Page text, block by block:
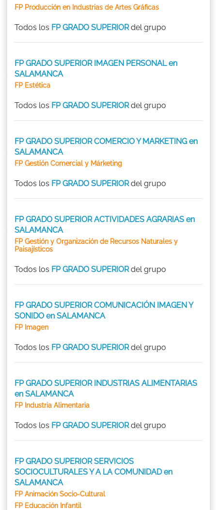
FP Producción en Industrias de Artes Gráficas
Todos los FP GRADO SUPERIORdel grupo
FP GRADO SUPERIOR IMAGEN PERSONAL en
SALAMANCA
FP Estética
Todos los FP GRADO SUPERIORdel grupo
FP GRADO SUPERIOR COMERCIO Y MARKETING en
SALAMANCA
FP Gestión Comercial y Márketing
Todos los FP GRADO SUPERIORdel grupo
FP GRADO SUPERIOR ACTIVIDADES AGRARIAS en
SALAMANCA
FP Gestión y Organización de Recursos Naturales y
Paisajísticos
Todos los FP GRADO SUPERIORdel grupo
FP GRADO SUPERIOR COMUNICACIÓN IMAGEN Y
SONIDO en SALAMANCA
FP Imagen
Todos los FP GRADO SUPERIORdel grupo
FP GRADO SUPERIOR INDUSTRIAS ALIMENTARIAS
en SALAMANCA
FP Industria Alimentaria
Todos los FP GRADO SUPERIORdel grupo
FP GRADO SUPERIOR SERVICIOS
SOCIOCULTURALES Y A LA COMUNIDAD en
SALAMANCA
FP Animación Socio-Cultural
FP Educación Infantil